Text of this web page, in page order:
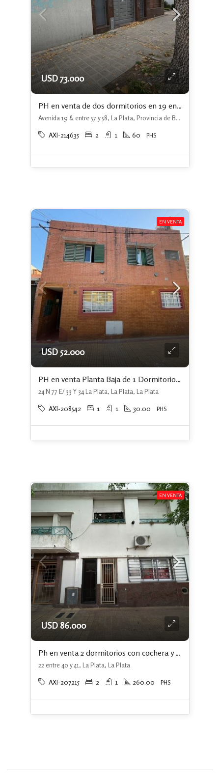
USD 73.000
PH en venta de dos dormitorios en 19 entre 57 y 58 La Plata
Avenida 19 & entre 57 y 58, La Plata, Provincia de Buenos Aires, Argentina, La Plata, La Plata
AXI-214635 2 1 60 PHS
EN VENTA
USD 52.000
PH en venta Planta Baja de 1 Dormitorio en La Plata
24 N 77 E/ 33 Y 34 La Plata, La Plata, La Plata
AXI-208542 1 1 30.00 PHS
EN VENTA
USD 86.000
Ph en venta 2 dormitorios con cochera y galpón/taller en 22 e/ 40 y 41 La Plata
22 entre 40 y 41, La Plata, La Plata
AXI-207215 2 1 260.00 PHS